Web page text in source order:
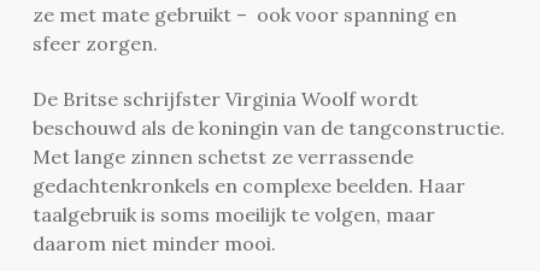
ze met mate gebruikt – ook voor spanning en
sfeer zorgen.
De Britse schrijfster Virginia Woolf wordt
beschouwd als de koningin van de tangconstructie.
Met lange zinnen schetst ze verrassende
gedachtenkronkels en complexe beelden. Haar
taalgebruik is soms moeilijk te volgen, maar
daarom niet minder mooi.